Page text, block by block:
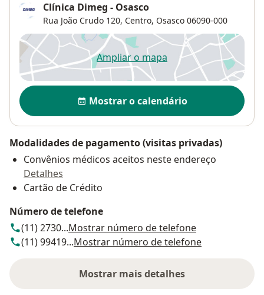
Clínica Dimeg - Osasco
Rua João Crudo 120, Centro, Osasco 06090-000
Ampliar o mapaabre num novo separador
Disponibilidade
Mostrar o calendário
Modalidades de pagamento (visitas privadas)
Convênios médicos aceitos neste endereço
Detalhes
Cartão de Crédito
Número de telefone
(11) 2730...Mostrar número de telefone
(11) 99419...Mostrar número de telefone
Mostrar mais detalhes
sobre o endereço